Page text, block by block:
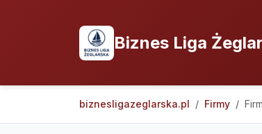
Biznes Liga
biznesligazeglarska.pl Firmy